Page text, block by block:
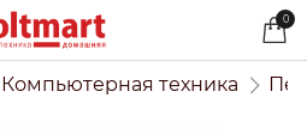
0
Компьютерная техника